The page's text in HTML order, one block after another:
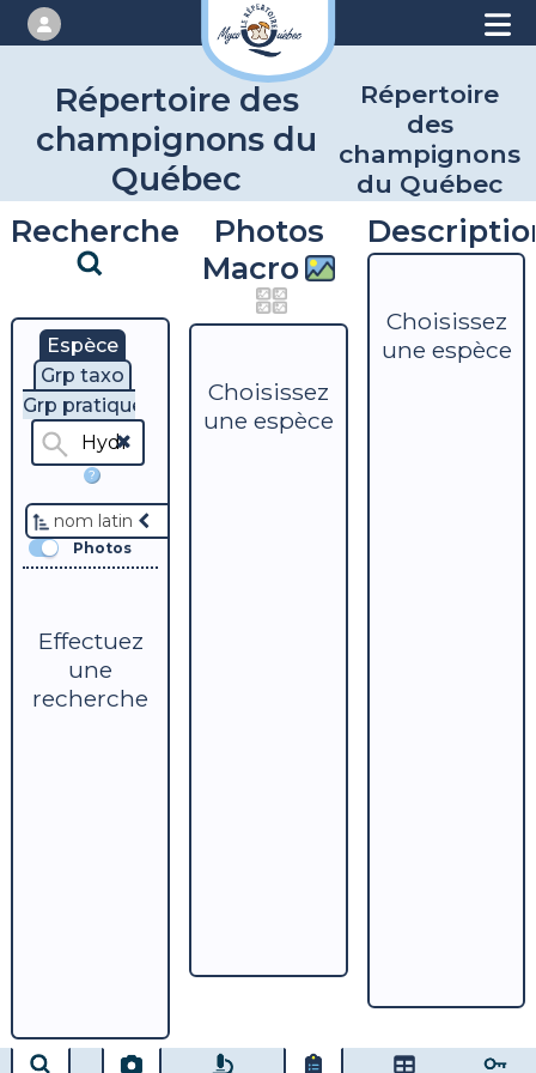
Répertoire des
champignons du
Québec
Répertoire
des
champignons
du Québec
Recherche
Espèce
Grp taxo
Grp pratique
?
nom latin
Photos
Effectuez
une
recherche
Photos
Macro
Choisissez
une espèce
Choisissez
une espèce